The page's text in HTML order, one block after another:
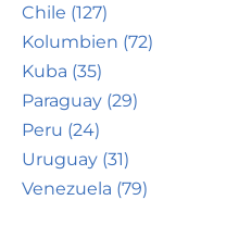
Chile (127)
Kolumbien (72)
Kuba (35)
Paraguay (29)
Peru (24)
Uruguay (31)
Venezuela (79)